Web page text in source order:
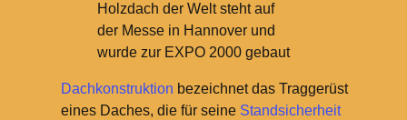
Holzdach der Welt steht auf
der Messe in Hannover und
wurde zur EXPO 2000 gebaut
Dachkonstruktion bezeichnet das Traggerüst
eines Daches, die für seine Standsicherheit